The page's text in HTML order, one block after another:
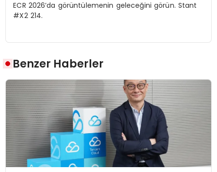
ECR 2026’da görüntülemenin geleceğini görün. Stant
#X2 214.
Benzer Haberler